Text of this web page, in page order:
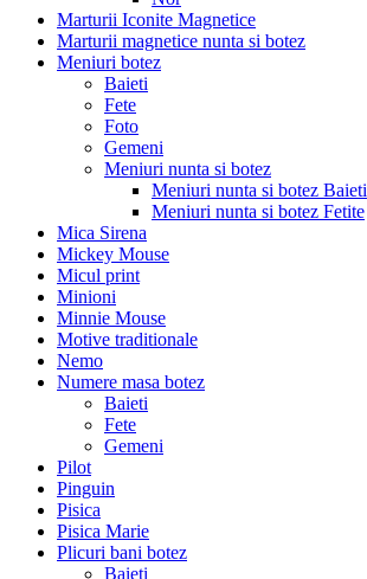
Marturii Iconite Magnetice
Marturii magnetice nunta si botez
Meniuri botez
Baieti
Fete
Foto
Gemeni
Meniuri nunta si botez
Meniuri nunta si botez Baieti
Meniuri nunta si botez Fetite
Mica Sirena
Mickey Mouse
Micul print
Minioni
Minnie Mouse
Motive traditionale
Nemo
Numere masa botez
Baieti
Fete
Gemeni
Pilot
Pinguin
Pisica
Pisica Marie
Plicuri bani botez
Baieti